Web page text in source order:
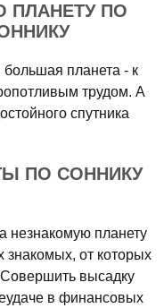
ПЛАНЕТУ ПО
планета - к
трудом. А
спутника
ПО СОННИКУ
незнакомую планету
знакомых, от которых
Совершить высадку
в финансовых